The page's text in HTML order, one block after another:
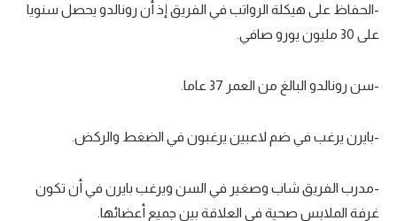
-الحفاظ على هيكلة الرواتب في الفريق إذ أن رونالدو يحصل سنويا
على 30 مليون يورو صافي.
-سن رونالدو البالغ من العمر 37 عاما.
-بايرن يرغب في ضم لاعبين يرغبون في الضغط والركض.
-مدرب الفريق شاب وصغير في السن ويرغب بايرن في أن تكون
غرفة الملابس صحية في العلاقة بين جميع أعضائها.